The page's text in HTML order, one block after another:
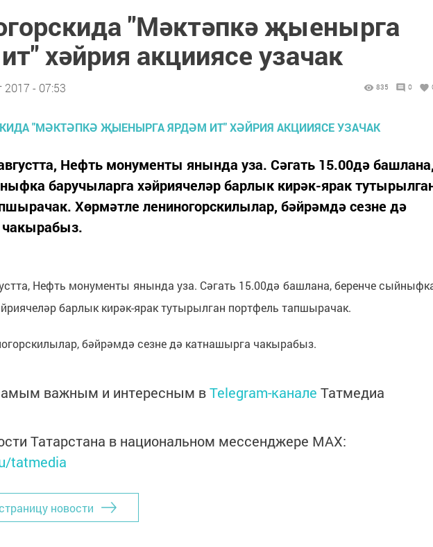
"Мәктәпкә җыенырга
хәйрия акцииясе узачак
2017 - 07:53 835 0
Нефть монументы янында уза. Сәгать 15.00дә
баручыларга хәйриячеләр барлык кирәк-ярак
Хөрмәтле лениногорскилылар, бәйрәмдә сезне дә
Нефть монументы янында уза. Сәгать 15.00дә башлана, беренче
барлык кирәк-ярак тутырылган портфель тапшырачак.
бәйрәмдә сезне дә катнашырга чакырабыз.
важным и интересным вTelegram-канале Татмедиа
Татарстана в национальном мессенджере MАХ:
tatmedia
новости